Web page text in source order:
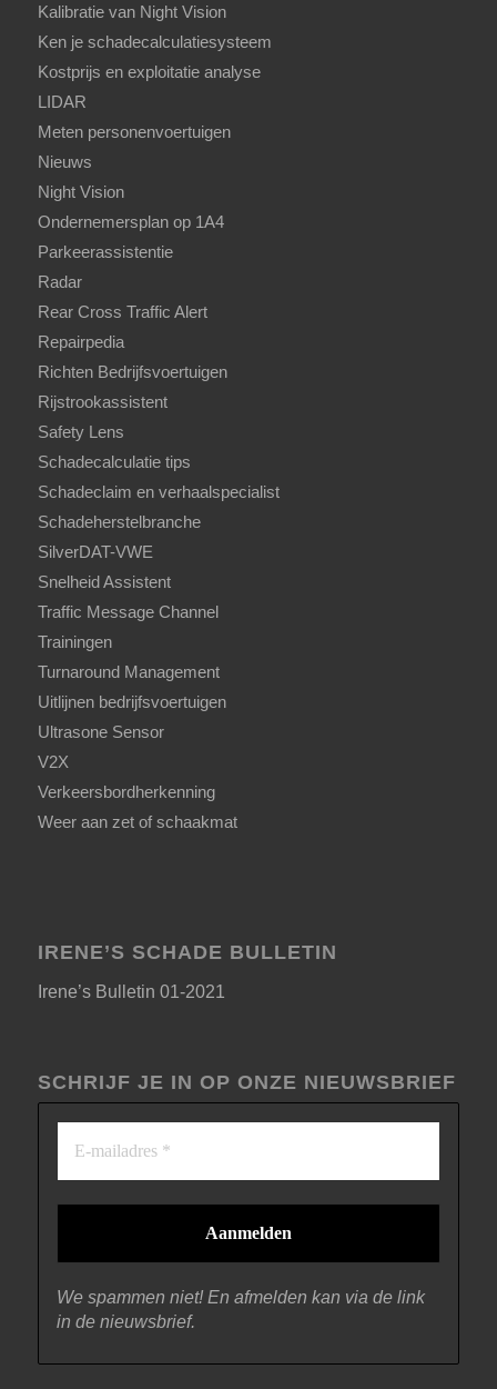
Kalibratie van Night Vision
Ken je schadecalculatiesysteem
Kostprijs en exploitatie analyse
LIDAR
Meten personenvoertuigen
Nieuws
Night Vision
Ondernemersplan op 1A4
Parkeerassistentie
Radar
Rear Cross Traffic Alert
Repairpedia
Richten Bedrijfsvoertuigen
Rijstrookassistent
Safety Lens
Schadecalculatie tips
Schadeclaim en verhaalspecialist
Schadeherstelbranche
SilverDAT-VWE
Snelheid Assistent
Traffic Message Channel
Trainingen
Turnaround Management
Uitlijnen bedrijfsvoertuigen
Ultrasone Sensor
V2X
Verkeersbordherkenning
Weer aan zet of schaakmat
IRENE’S SCHADE BULLETIN
Irene’s Bulletin 01-2021
SCHRIJF JE IN OP ONZE NIEUWSBRIEF
We spammen niet! En afmelden kan via de link
in de nieuwsbrief.